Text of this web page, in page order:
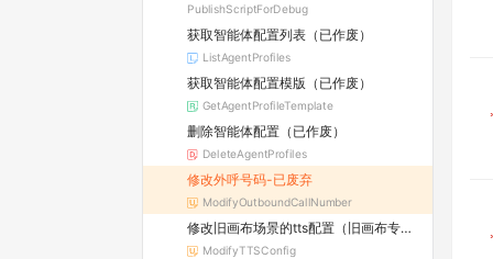
PublishScriptForDebug
获取智能体配置列表（已作废）
ListAgentProfiles
获取智能体配置模版（已作废）
GetAgentProfileTemplate
删除智能体配置（已作废）
DeleteAgentProfiles
修改外呼号码-已废弃
ModifyOutboundCallNumber
修改旧画布场景的tts配置（旧画布专用，废弃）
ModifyTTSConfig